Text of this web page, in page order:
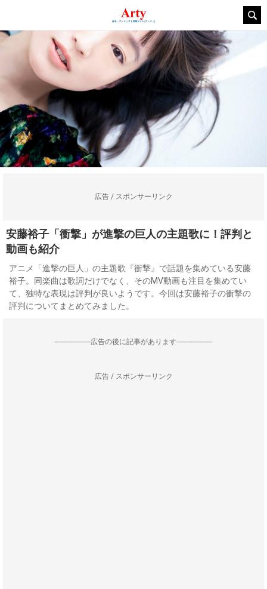
広告 / スポンサーリンク
安藤裕子「衝撃」が進撃の巨人の主題歌に！評判と
動画も紹介
アニメ「進撃の巨人」の主題歌『衝撃』で話題を集めている安藤
裕子。同楽曲は歌詞だけでなく、そのMV動画も注目を集めてい
て、独特な表現は評判が良いようです。今回は安藤裕子の衝撃の
評判についてまとめてみました。
--------------------広告の後に記事があります--------------------
広告 / スポンサーリンク